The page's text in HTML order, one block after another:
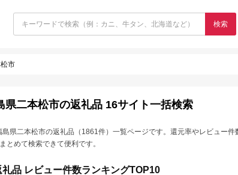
検索
市
県二本松市の返礼品 16サイト一括検索
県二本松市の返礼品（1861件）一覧ページです。還元率やレビュー
とめて検索できて便利です。
品 レビュー件数ランキングTOP10